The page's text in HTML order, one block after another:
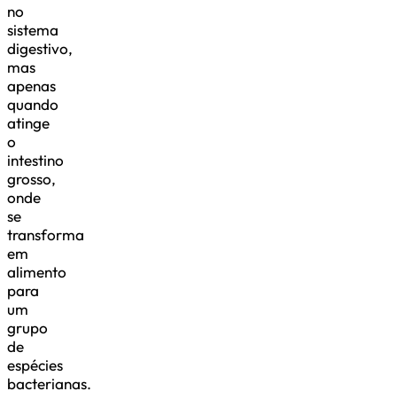
no
sistema
digestivo,
mas
apenas
quando
atinge
o
intestino
grosso,
onde
se
transforma
em
alimento
para
um
grupo
de
espécies
bacterianas.